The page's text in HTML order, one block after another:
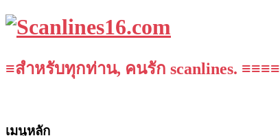
≡สำหรับทุกท่าน, คนรัก scanlines. ≡≡≡≡
เมนูหลัก